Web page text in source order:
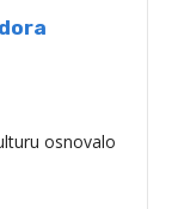
osnovalo